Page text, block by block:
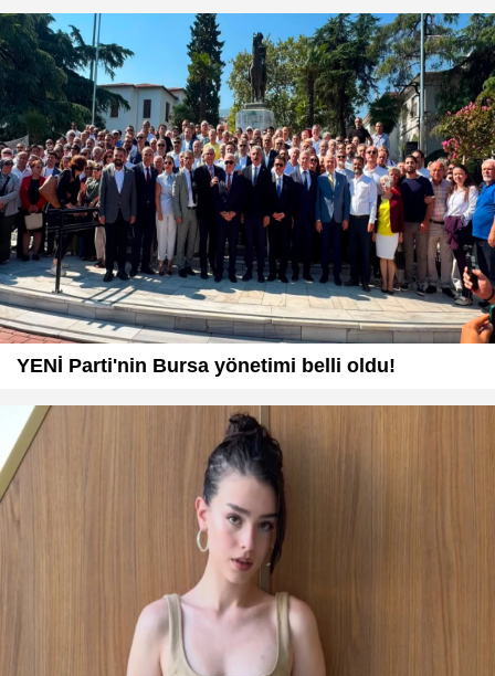
YENİ Parti'nin Bursa yönetimi belli oldu!